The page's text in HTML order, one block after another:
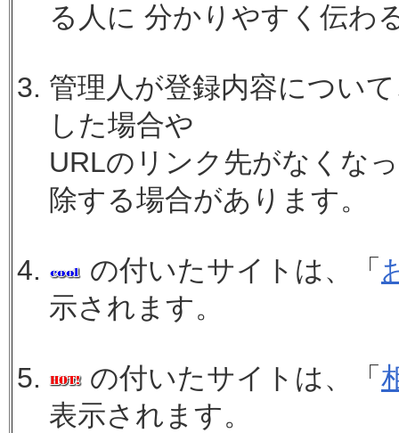
る人に 分かりやすく伝わ
管理人が登録内容につい
した場合や
URLのリンク先がなくな
除する場合があります。
の付いたサイトは、「
示されます。
の付いたサイトは、「
表示されます。